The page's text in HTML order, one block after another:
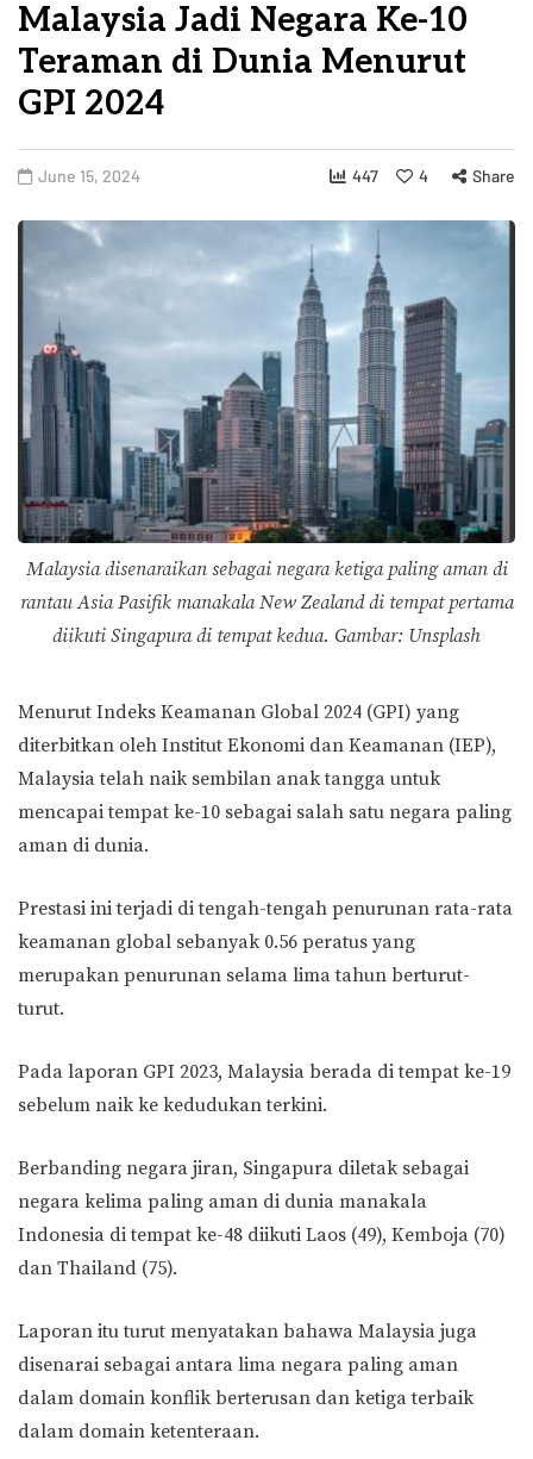
Malaysia Jadi Negara Ke-10
Teraman di Dunia Menurut
GPI 2024
June 15, 2024 447 4 Share
Malaysia disenaraikan sebagai negara ketiga paling aman di
rantau Asia Pasifik manakala New Zealand di tempat pertama
diikuti Singapura di tempat kedua. Gambar: Unsplash
Menurut Indeks Keamanan Global 2024 (GPI) yang
diterbitkan oleh Institut Ekonomi dan Keamanan (IEP),
Malaysia telah naik sembilan anak tangga untuk
mencapai tempat ke-10 sebagai salah satu negara paling
aman di dunia.
Prestasi ini terjadi di tengah-tengah penurunan rata-rata
keamanan global sebanyak 0.56 peratus yang
merupakan penurunan selama lima tahun berturut-
turut.
Pada laporan GPI 2023, Malaysia berada di tempat ke-19
sebelum naik ke kedudukan terkini.
Berbanding negara jiran, Singapura diletak sebagai
negara kelima paling aman di dunia manakala
Indonesia di tempat ke-48 diikuti Laos (49), Kemboja (70)
dan Thailand (75).
Laporan itu turut menyatakan bahawa Malaysia juga
disenarai sebagai antara lima negara paling aman
dalam domain konflik berterusan dan ketiga terbaik
dalam domain ketenteraan.